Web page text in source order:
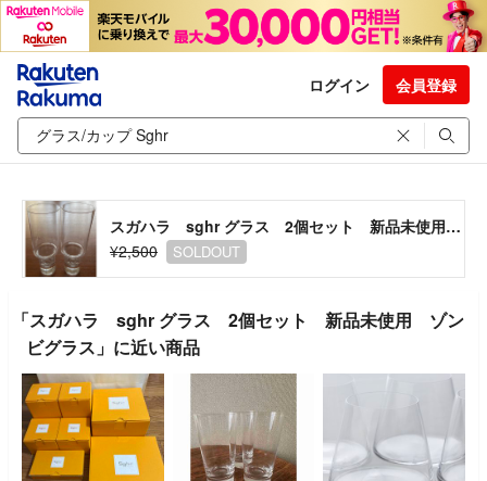
ログイン 会員登録
スガハラ sghr グラス 2個セット 新品未使用 ゾンビグラス
¥2,500
SOLDOUT
「スガハラ sghr グラス 2個セット 新品未使用 ゾン
ビグラス」に近い商品